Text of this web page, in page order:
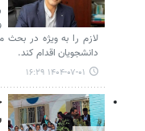
لازم را به ویژه در
دانشجویان اقدام کند.
۱۴۰۴-۰۷-۰۱ ۱۶:۲۹